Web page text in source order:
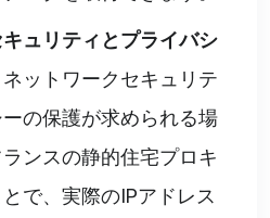
ュリティとプライバシ
ネットワークセキュリテ
の保護が求められる場
ンスの静的住宅プロキ
で、実際のIPアドレス